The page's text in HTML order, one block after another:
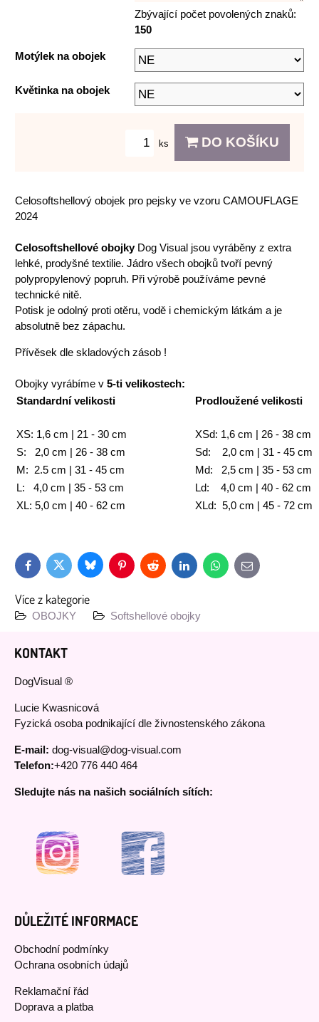
Zbývající počet povolených znaků:
150
Motýlek na obojek
Květinka na obojek
ks DO KOŠÍKU
Celosoftshellový obojek pro pejsky ve vzoru CAMOUFLAGE
2024
Celosoftshellové obojky Dog Visual jsou vyráběny z extra
lehké, prodyšné textilie. Jádro všech obojků tvoří pevný
polypropylenový popruh. Při výrobě používáme pevné
technické nitě.
Potisk je odolný proti otěru, vodě i chemickým látkám a je
absolutně bez zápachu.
Přívěsek dle skladových zásob !
Obojky vyrábíme v 5-ti velikostech:
Standardní velikosti
Prodloužené velikosti
XS: 1,6 cm | 21 - 30 cm
XSd: 1,6 cm | 26 - 38 cm
S: 2,0 cm | 26 - 38 cm
Sd: 2,0 cm | 31 - 45 cm
M: 2.5 cm | 31 - 45 cm
Md: 2,5 cm | 35 - 53 cm
L: 4,0 cm | 35 - 53 cm
Ld: 4,0 cm | 40 - 62 cm
XL: 5,0 cm | 40 - 62 cm
XLd: 5,0 cm | 45 - 72 cm
FacebookTwitter BlueskyPinterestReddit LinkedInWhatsApp
E-
mail
Více z kategorie
OBOJKY Softshellové obojky
KONTAKT
DogVisual ®
Lucie Kwasnicová
Fyzická osoba podnikající dle živnostenského zákona
E-mail: dog-visual@dog-visual.com
Telefon:+420 776 440 464
Sledujte nás na našich sociálních sítích:
DŮLEŽITÉ INFORMACE
Obchodní podmínky
Ochrana osobních údajů
Reklamační řád
Doprava a platba